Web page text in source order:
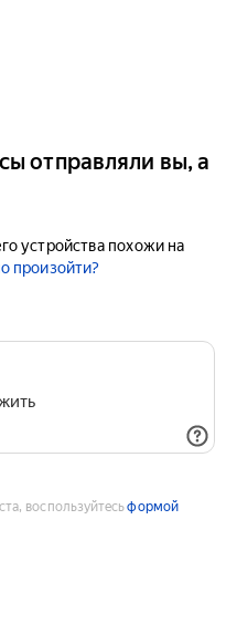
отправляли вы, а
устройства похожи на
произойти?
воспользуйтесьформой